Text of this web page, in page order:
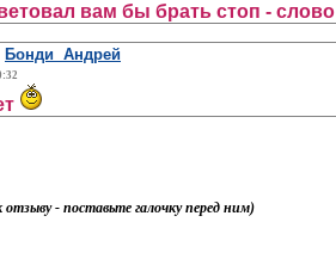
вам бы брать стоп - слово
Бонди Андрей
- поставьте галочку перед ним)